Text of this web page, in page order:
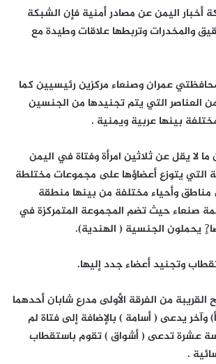
أخبار اليمن عن مصادر أمنية فإن الشبكة
والمخدرات وتربطها علاقات وطيدة مع
عمران وصنعاء مركزين رئيسيين كما
العناصر التي يتم تجنيدها من الجنسين
بينها عربية ويمنية .
لا يقل عن ثلاثين امرأة وفتاة في اليمن
التي يتوزع أعضاؤها على مجموعات مختلطة
وأحياء مختلفة من بينها منطقة
صنعاء حيث تضم المجموعة المتمركزة في
يحملون الجنسية ( الهندية).
وتجنيد أعضاء جدد إليها.
من الفرقة الأولى مدرع شابان أحدهما
يدعى ( أسامة ) بالإضافة إلى فتاة لم
عشرة تدعى ( أشواق ) تقوم باستقطاب
.